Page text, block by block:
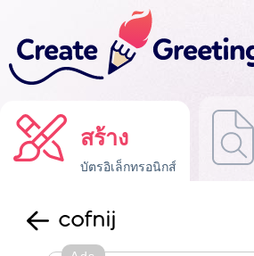
สร้าง
บัตรอิเล็กทรอนิกส์
cofnij